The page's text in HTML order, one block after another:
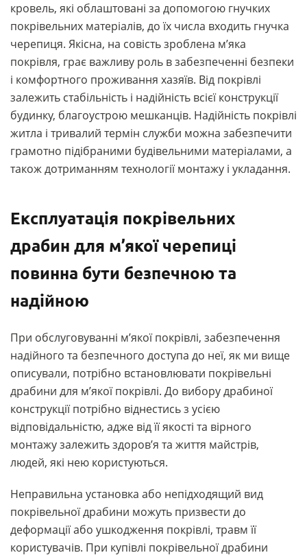
кровель, які облаштовані за допомогою гнучких
покрівельних матеріалів, до їх числа входить гнучка
черепиця. Якісна, на совість зроблена м’яка
покрівля, грає важливу роль в забезпеченні безпеки
і комфортного проживання хазяїв. Від покрівлі
залежить стабільність і надійність всієї конструкції
будинку, благоустрою мешканців. Надійність покрівлі
житла і тривалий термін служби можна забезпечити
грамотно підібраними будівельними матеріалами, а
також дотриманням технології монтажу і укладання.
Експлуатація покрівельних
драбин для м’якої черепиці
повинна бути безпечною та
надійною
При обслуговуванні м’якої покрівлі, забезпечення
надійного та безпечного доступа до неї, як ми вище
описували, потрібно встановлювати покрівельні
драбини для м’якої покрівлі. До вибору драбиної
конструкції потрібно віднестись з усією
відповідальністю, адже від її якості та вірного
монтажу залежить здоров’я та життя майстрів,
людей, які нею користуються.
Неправильна установка або непідходящий вид
покрівельної драбини можуть призвести до
деформації або ушкодження покрівлі, травм її
користувачів. При купівлі покрівельної драбини